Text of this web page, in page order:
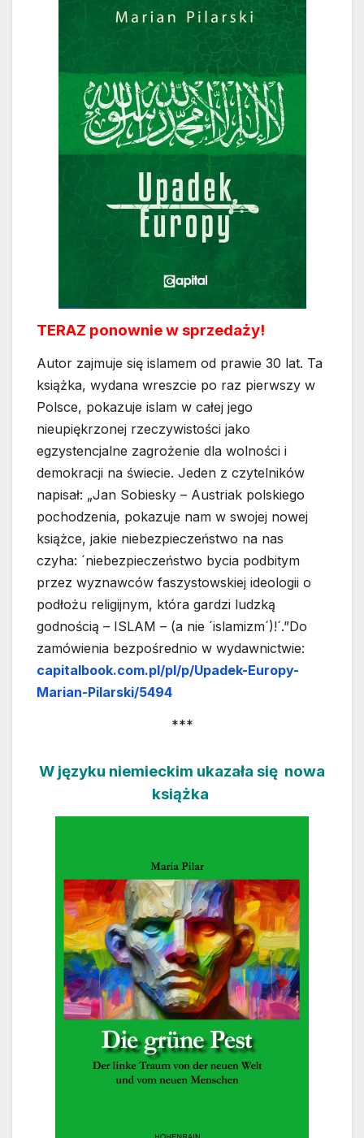
TERAZ ponownie w sprzedaży!
Autor zajmuje się islamem od prawie 30 lat. Ta
książka, wydana wreszcie po raz pierwszy w
Polsce, pokazuje islam w całej jego
nieupiękrzonej rzeczywistości jako
egzystencjalne zagrożenie dla wolności i
demokracji na świecie. Jeden z czytelników
napisał: „Jan Sobiesky – Austriak polskiego
pochodzenia, pokazuje nam w swojej nowej
książce, jakie niebezpieczeństwo na nas
czyha: ´niebezpieczeństwo bycia podbitym
przez wyznawców faszystowskiej ideologii o
podłożu religijnym, która gardzi ludzką
godnością – ISLAM – (a nie ´islamizm´)!´.”Do
zamówienia bezpośrednio w wydawnictwie:
capitalbook.com.pl/pl/p/Upadek-Europy-
Marian-Pilarski/5494
***
W języku niemieckim ukazała się nowa
książka